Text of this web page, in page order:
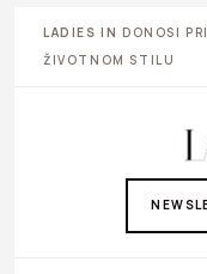
LADIES IN DONOSI
ŽIVOTNOM STILU